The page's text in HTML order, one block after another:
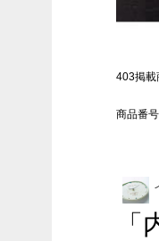
403掲載
商品番